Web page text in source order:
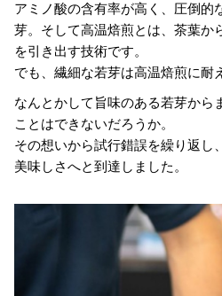
アミノ酸の含有率が高く、圧倒的
芽。そして高温焙煎とは、茶葉か
を引き出す技術です。
でも、繊細な若芽は高温焙煎に耐
なんとかして旨味のある若芽から
ことはできないだろうか。
その想いから試行錯誤を繰り返し
美味しさへと到達しました。